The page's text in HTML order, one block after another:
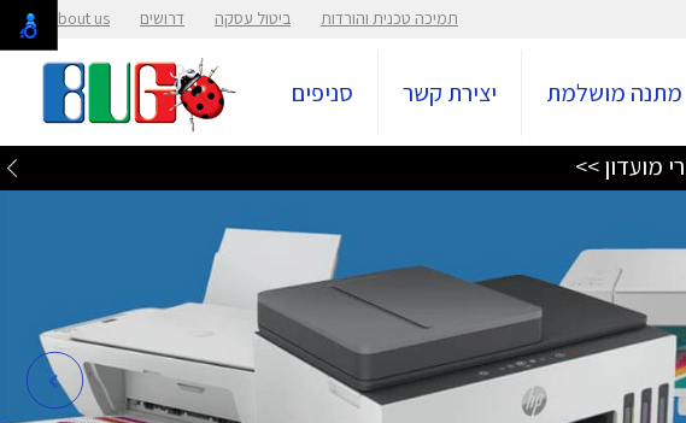
תמיכה טכנית והורדות ביטול עסקה דרושים About us
מתנה מושלמת יצירת קשר סניפים